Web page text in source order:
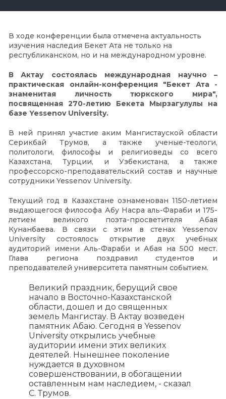
В ходе конференции была отмечена актуальность
изучения наследия Бекет Ата не только на
республиканском, но и на международном уровне.
В Актау состоялась международная научно –
практическая онлайн-конференция "Бекет Ата -
знаменитая личность тюркского мира",
посвященная 270-летию Бекета Мырзагулулы на
базе Yessenov University.
В ней принял участие аким Мангистауской области
Серикбай Трумов, а также ученые-теологи,
политологи, философы и религиоведы со всего
Казахстана, Турции, и Узбекистана, а также
профессорско-преподавательский состав и научные
сотрудники Yessenov University.
Текущий год в Казахстане ознаменован 1150-летием
выдающегося философа Абу Насра аль-Фараби и 175-
летием великого поэта-просветителя Абая
Кунанбаева. В связи с этим в стенах Yessenov
University состоялось открытие двух учебных
аудиторий имени Аль-Фараби и Абая на 500 мест.
Глава региона поздравил студентов и
преподавателей университета памятным событием.
Великий праздник, берущий свое
начало в Восточно-Казахстанской
области, дошел и до священных
земель Мангистау. В Актау возведен
памятник Абаю. Сегодня в Yessenov
University открылись учебные
аудитории имени этих великих
деятелей. Нынешнее поколение
нуждается в духовном
совершенствовании, в обогащении
оставленным нам наследием, - сказал
С. Трумов.